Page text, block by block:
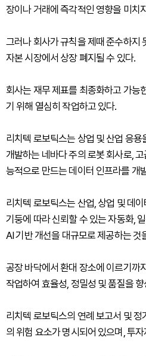
장이나 거래에 즉각적인 영향을 미치
그러나 회사가 규칙을 제때 준수하지
자본 시장에서 상장 폐지될 수 있다.
회사는 재무 제표를 최종화하고 가능
기 위해 열심히 작업하고 있다.
리치텍 로보틱스는 상업 및 산업 응
개발하는 네바다 주의 로봇 회사로,
능적으로 만드는 데이터 인프라를 개
리치텍 로보틱스는 산업, 상업 및 데
기둥에 따라 신뢰할 수 있는 자동화,
AI 기반 개선을 대규모로 제공하는 것
공장 바닥에서 환대 장소에 이르기까
작업하여 효율성, 정밀성 및 품질을
리치텍 로보틱스의 연례 보고서 및
의 위험 요소가 명시되어 있으며, 투